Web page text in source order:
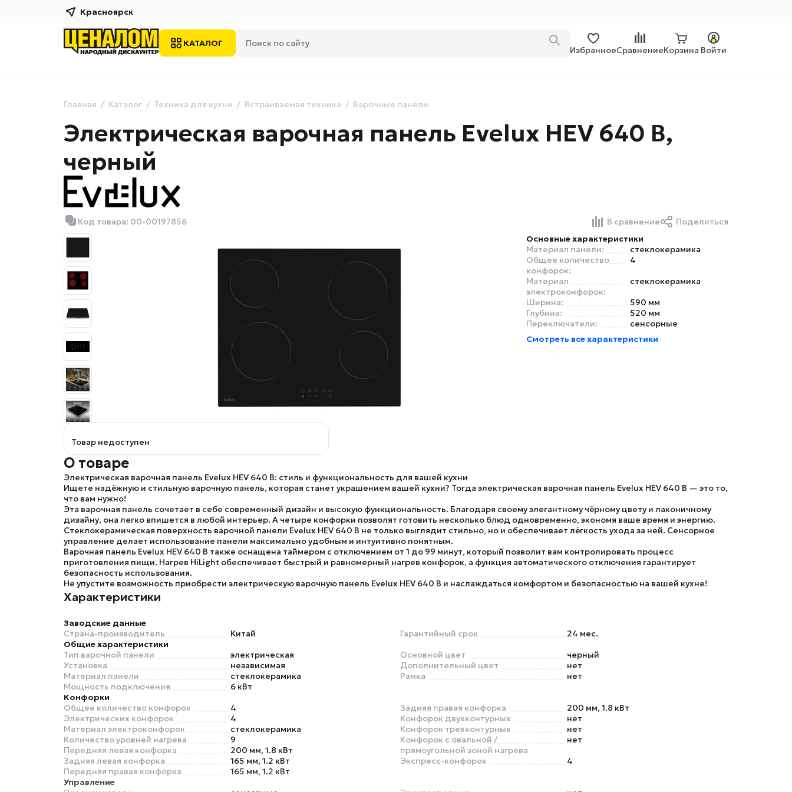
Красноярск
КАТАЛОГ
ИзбранноеСравнениеКорзина Войти
Главная Каталог Техника для кухни Встраиваемая техника Варочные панели
Электрическая варочная панель Evelux HEV 640 B,
черный
Код товара: 00-00197856 В сравнение
Поделиться
Основные характеристики
Материал панели:
стеклокерамика
Общее количество
конфорок:
4
Материал
электроконфорок:
стеклокерамика
Ширина:
590 мм
Глубина:
520 мм
Переключатели:
сенсорные
Смотреть все характеристики
Товар недоступен
О товаре
Электрическая варочная панель Evelux HEV 640 B: стиль и функциональность для вашей кухни
Ищете надёжную и стильную варочную панель, которая станет украшением вашей кухни? Тогда электрическая варочная панель Evelux HEV 640 B — это то,
что вам нужно!
Эта варочная панель сочетает в себе современный дизайн и высокую функциональность. Благодаря своему элегантному чёрному цвету и лаконичному
дизайну, она легко впишется в любой интерьер. А четыре конфорки позволят готовить несколько блюд одновременно, экономя ваше время и энергию.
Стеклокерамическая поверхность варочной панели Evelux HEV 640 B не только выглядит стильно, но и обеспечивает лёгкость ухода за ней. Сенсорное
управление делает использование панели максимально удобным и интуитивно понятным.
Варочная панель Evelux HEV 640 B также оснащена таймером с отключением от 1 до 99 минут, который позволит вам контролировать процесс
приготовления пищи. Нагрев HiLight обеспечивает быстрый и равномерный нагрев конфорок, а функция автоматического отключения гарантирует
безопасность использования.
Не упустите возможность приобрести электрическую варочную панель Evelux HEV 640 B и наслаждаться комфортом и безопасностью на вашей кухне!
Характеристики
Заводские данные
Страна-производитель
Китай Гарантийный срок
24 мес.
Общие характеристики
Тип варочной панели
электрическая
Установка
независимая
Материал панели
стеклокерамика
Мощность подключения
6 кВт
Основной цвет
черный
Дополнительный цвет
нет
Рамка
нет
Конфорки
Общее количество конфорок
4
Электрических конфорок
4
Материал электроконфорок
стеклокерамика
Количество уровней нагрева
9
Передняя левая конфорка
200 мм, 1.8 кВт
Задняя левая конфорка
165 мм, 1.2 кВт
Передняя правая конфорка
165 мм, 1.2 кВт
Задняя правая конфорка
200 мм, 1.8 кВт
Конфорок двухконтурных
нет
Конфорок трехконтурных
нет
Конфорок с овальной /
прямоугольной зоной нагрева
нет
Экспресс-конфорок
4
Управление